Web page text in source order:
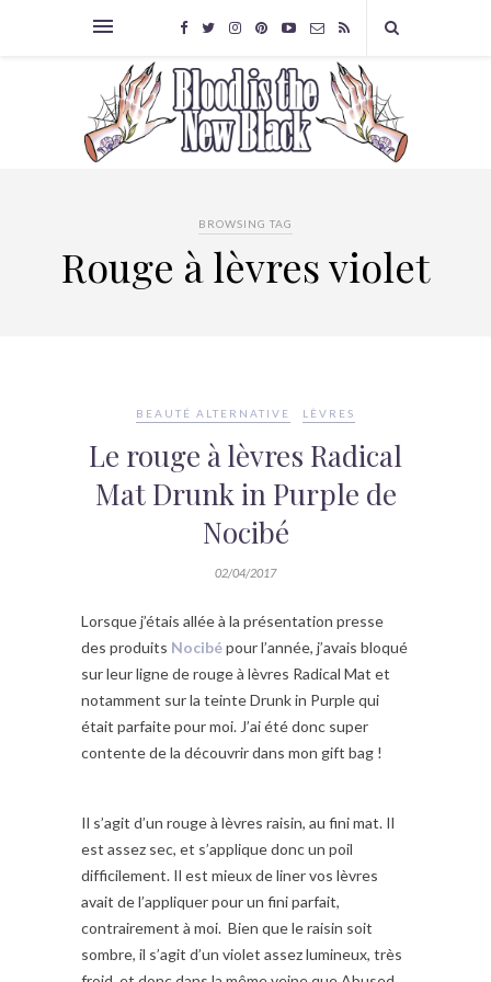
BROWSING TAG
Rouge à lèvres violet
BEAUTÉ ALTERNATIVE LÈVRES
Le rouge à lèvres Radical
Mat Drunk in Purple de
Nocibé
02/04/2017
Lorsque j’étais allée à la présentation presse
des produits Nocibépour l’année, j’avais bloqué
sur leur ligne de rouge à lèvres Radical Mat et
notamment sur la teinte Drunk in Purple qui
était parfaite pour moi. J’ai été donc super
contente de la découvrir dans mon gift bag !
Il s’agit d’un rouge à lèvres raisin, au fini mat. Il
est assez sec, et s’applique donc un poil
difficilement. Il est mieux de liner vos lèvres
avait de l’appliquer pour un fini parfait,
contrairement à moi. Bien que le raisin soit
sombre, il s’agit d’un violet assez lumineux, très